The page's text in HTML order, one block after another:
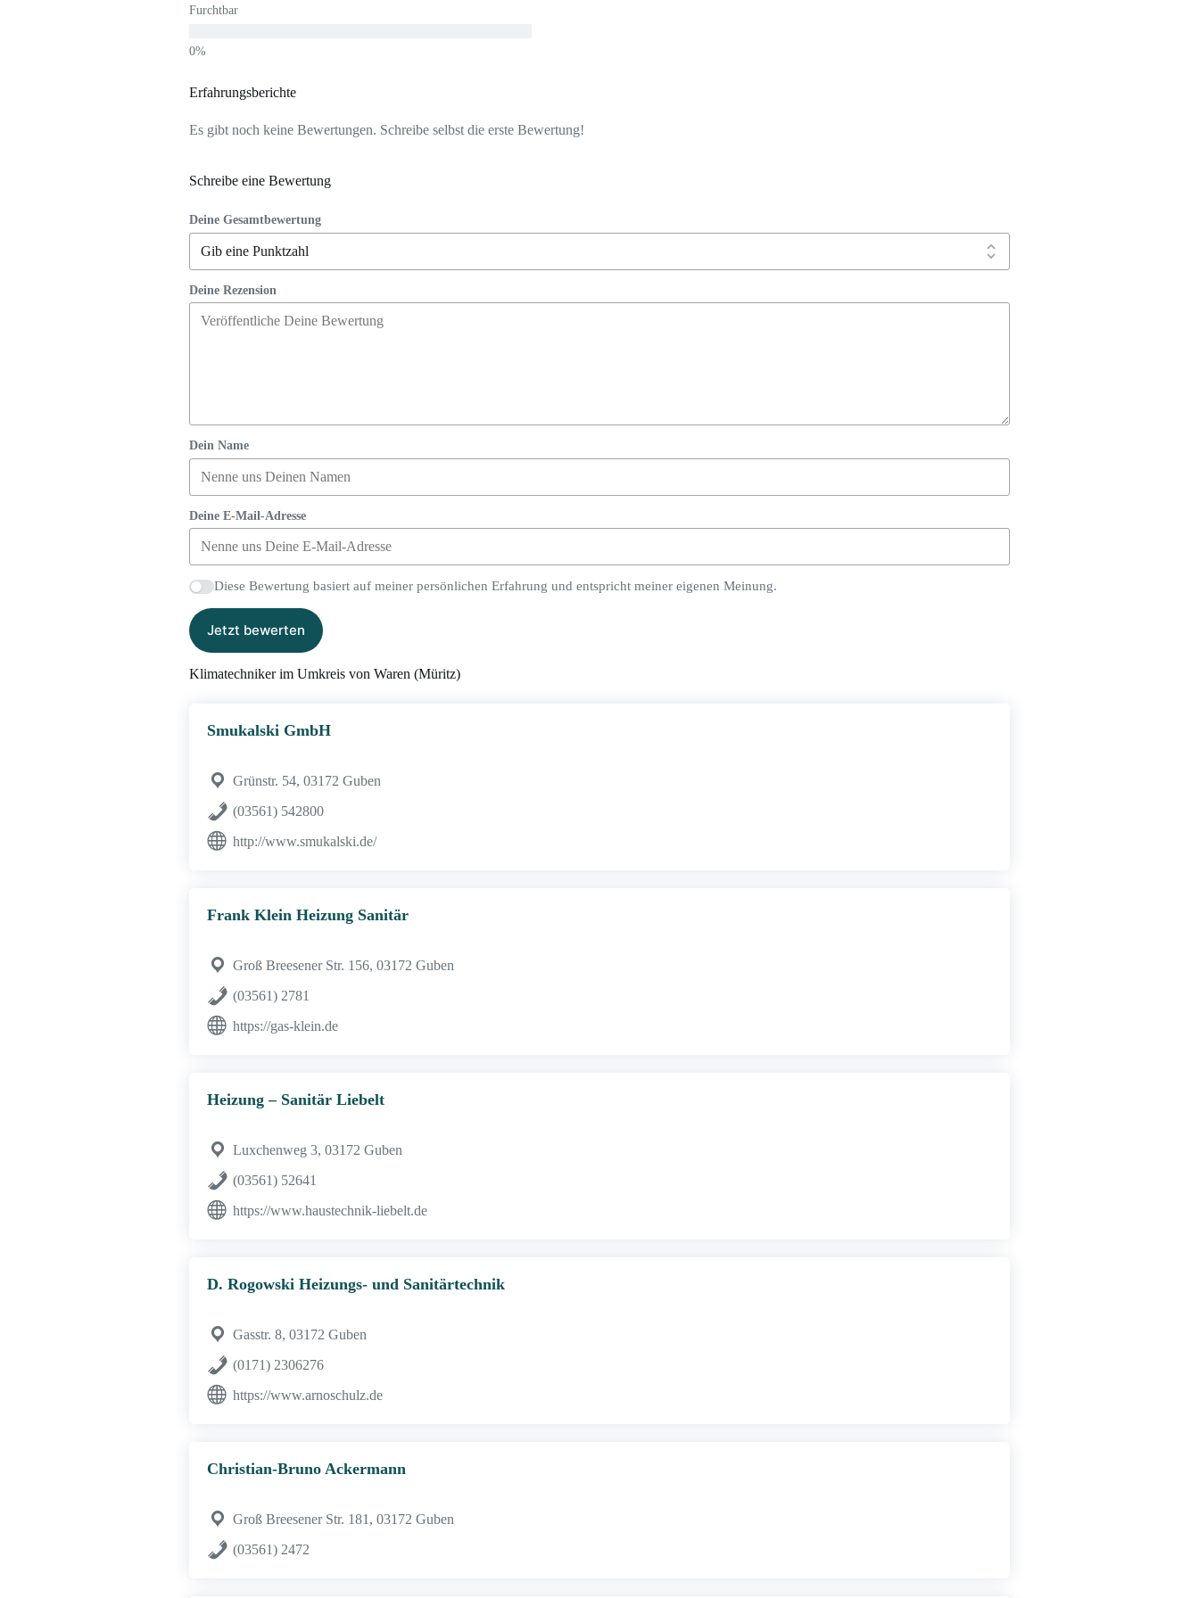
Furchtbar
Erfahrungsberichte
Es gibt noch keine Bewertungen. Schreibe selbst die erste Bewertung!
Schreibe eine Bewertung
Deine Gesamtbewertung
Deine Rezension
Dein Name
Deine E-Mail-Adresse
Diese Bewertung basiert auf meiner persönlichen Erfahrung und entspricht meiner eigenen Meinung.
Jetzt bewerten
Klimatechniker im Umkreis von Waren (Müritz)
Smukalski GmbH
Grünstr. 54, 03172 Guben
(03561) 542800
http://www.smukalski.de/
Frank Klein Heizung Sanitär
Groß Breesener Str. 156, 03172 Guben
(03561) 2781
https://gas-klein.de
Heizung – Sanitär Liebelt
Luxchenweg 3, 03172 Guben
(03561) 52641
https://www.haustechnik-liebelt.de
D. Rogowski Heizungs- und Sanitärtechnik
Gasstr. 8, 03172 Guben
(0171) 2306276
https://www.arnoschulz.de
Christian-Bruno Ackermann
Groß Breesener Str. 181, 03172 Guben
(03561) 2472